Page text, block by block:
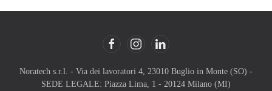
Noratech s.r.l. - Via dei lavoratori 4, 23010 Buglio in Monte (SO) -
SEDE LEGALE: Piazza Lima, 1 - 20124 Milano (MI)